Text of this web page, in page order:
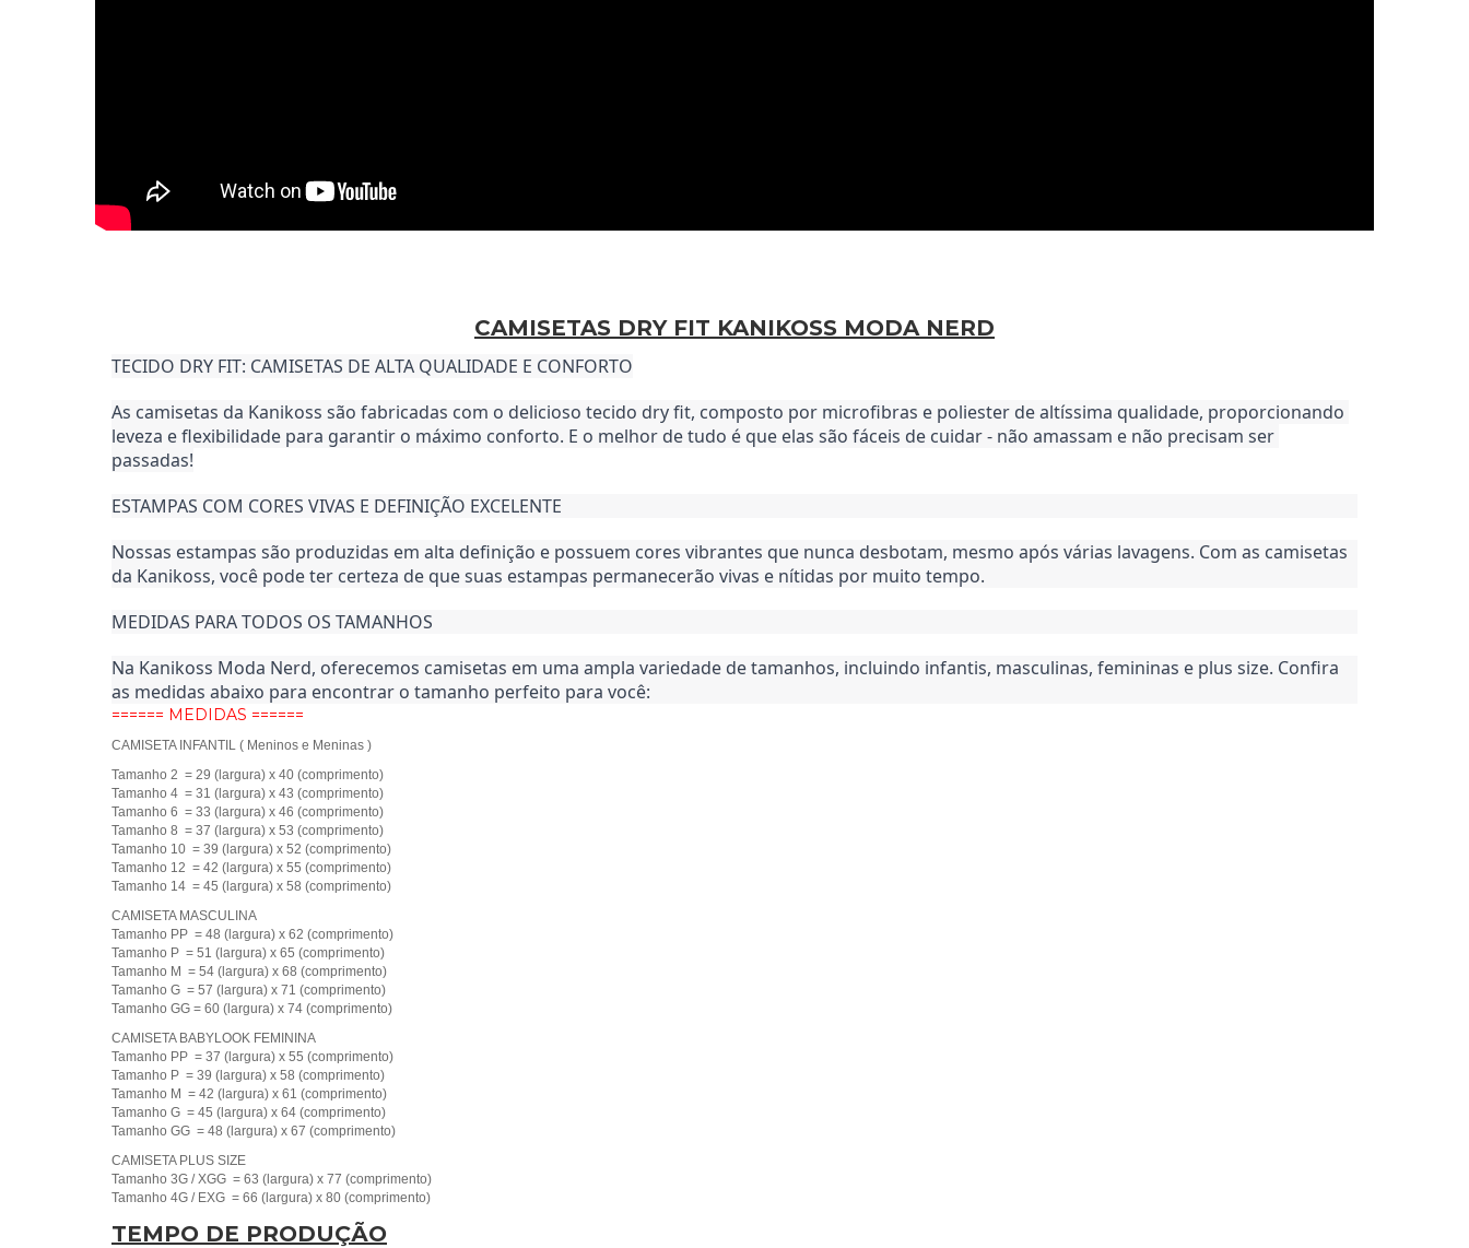
CAMISETAS DRY FIT KANIKOSS MODA NERD
TECIDO DRY FIT: CAMISETAS DE ALTA QUALIDADE E CONFORTO
As camisetas da Kanikoss são fabricadas com o delicioso tecido dry fit, composto por microfibras e poliester de altíssima qualidade, proporcionando
leveza e flexibilidade para garantir o máximo conforto. E o melhor de tudo é que elas são fáceis de cuidar - não amassam e não precisam ser
passadas!
ESTAMPAS COM CORES VIVAS E DEFINIÇÃO EXCELENTE
Nossas estampas são produzidas em alta definição e possuem cores vibrantes que nunca desbotam, mesmo após várias lavagens. Com as camisetas
da Kanikoss, você pode ter certeza de que suas estampas permanecerão vivas e nítidas por muito tempo.
MEDIDAS PARA TODOS OS TAMANHOS
Na Kanikoss Moda Nerd, oferecemos camisetas em uma ampla variedade de tamanhos, incluindo infantis, masculinas, femininas e plus size. Confira
as medidas abaixo para encontrar o tamanho perfeito para você:
====== MEDIDAS ======
CAMISETA INFANTIL ( Meninos e Meninas )
Tamanho 2 = 29 (largura) x 40 (comprimento)
Tamanho 4 = 31 (largura) x 43 (comprimento)
Tamanho 6 = 33 (largura) x 46 (comprimento)
Tamanho 8 = 37 (largura) x 53 (comprimento)
Tamanho 10 = 39 (largura) x 52 (comprimento)
Tamanho 12 = 42 (largura) x 55 (comprimento)
Tamanho 14 = 45 (largura) x 58 (comprimento)
CAMISETA MASCULINA
Tamanho PP = 48 (largura) x 62 (comprimento)
Tamanho P = 51 (largura) x 65 (comprimento)
Tamanho M = 54 (largura) x 68 (comprimento)
Tamanho G = 57 (largura) x 71 (comprimento)
Tamanho GG = 60 (largura) x 74 (comprimento)
CAMISETA BABYLOOK FEMININA
Tamanho PP = 37 (largura) x 55 (comprimento)
Tamanho P = 39 (largura) x 58 (comprimento)
Tamanho M = 42 (largura) x 61 (comprimento)
Tamanho G = 45 (largura) x 64 (comprimento)
Tamanho GG = 48 (largura) x 67 (comprimento)
CAMISETA PLUS SIZE
Tamanho 3G / XGG = 63 (largura) x 77 (comprimento)
Tamanho 4G / EXG = 66 (largura) x 80 (comprimento)
TEMPO DE PRODUÇÃO